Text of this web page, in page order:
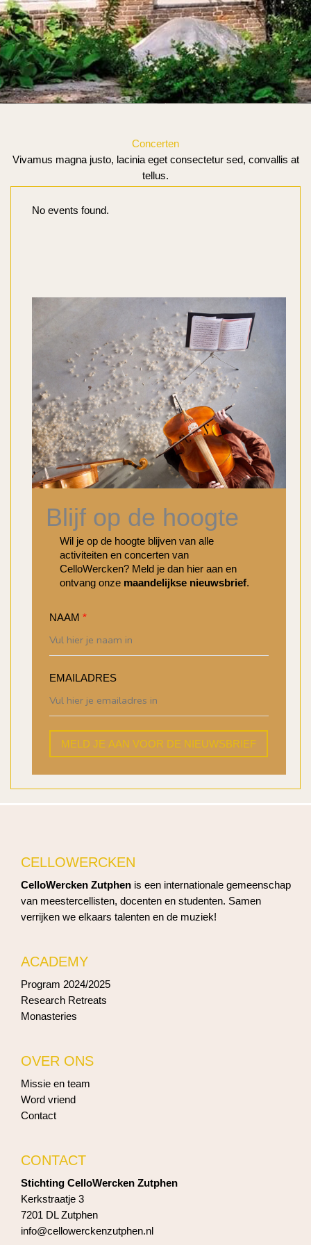
Concerten
Vivamus magna justo, lacinia eget consectetur sed, convallis at
tellus.
No events found.
Blijf op de hoogte
Wil je op de hoogte blijven van alle
activiteiten en concerten van
CelloWercken? Meld je dan hier aan en
ontvang onze maandelijkse nieuwsbrief.
NAAM
EMAILADRES
MELD JE AAN VOOR DE NIEUWSBRIEF
CELLOWERCKEN
CelloWercken Zutphen is een internationale gemeenschap
van meestercellisten, docenten en studenten. Samen
verrijken we elkaars talenten en de muziek!
ACADEMY
Program 2024/2025
Research Retreats
Monasteries
OVER ONS
Missie en team
Word vriend
Contact
CONTACT
Stichting CelloWercken Zutphen
Kerkstraatje 3
7201 DL Zutphen
info@cellowerckenzutphen.nl